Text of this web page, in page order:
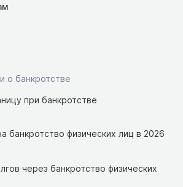
о банкротстве
при банкротстве
банкротство физических лиц в 2026
через банкротство физических